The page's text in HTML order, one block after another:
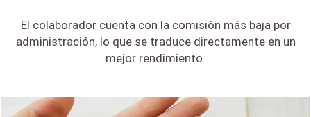
control de peso,
primeros
El colaborador cuenta con la comisión más baja por
administración, lo que se traduce directamente en un
mejor rendimiento.